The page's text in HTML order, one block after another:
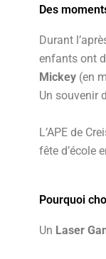
Des
Durant
enfants ont
Mickey (en
Un souvenir
L’APE de
fête d’école
Pourquoi
Un Laser